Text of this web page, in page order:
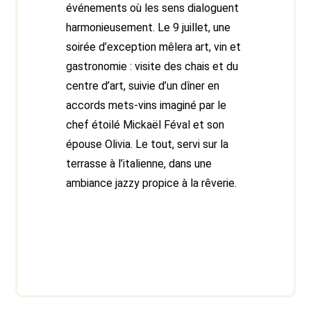
événements où les sens dialoguent
harmonieusement. Le 9 juillet, une
soirée d’exception mêlera art, vin et
gastronomie : visite des chais et du
centre d’art, suivie d’un dîner en
accords mets-vins imaginé par le
chef étoilé Mickaël Féval et son
épouse Olivia. Le tout, servi sur la
terrasse à l’italienne, dans une
ambiance jazzy propice à la rêverie.